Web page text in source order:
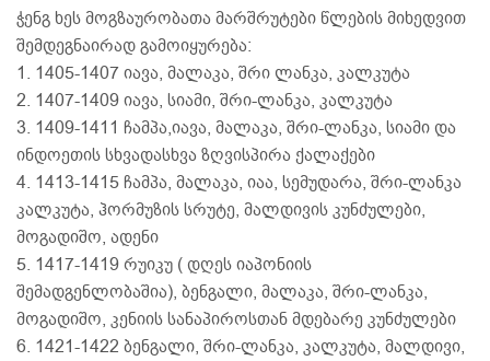
ჭენგ ხეს მოგზაურობათა მარშრუტები წლების მიხედვით
შემდეგნაირად გამოიყურება:
1. 1405-1407 იავა, მალაკა, შრი ლანკა, კალკუტა
2. 1407-1409 იავა, სიამი, შრი-ლანკა, კალკუტა
3. 1409-1411 ჩამპა,იავა, მალაკა, შრი-ლანკა, სიამი და
ინდოეთის სხვადასხვა ზღვისპირა ქალაქები
4. 1413-1415 ჩამპა, მალაკა, იაა, სემუდარა, შრი-ლანკა
კალკუტა, ჰორმუზის სრუტე, მალდივის კუნძულები,
მოგადიშო, ადენი
5. 1417-1419 რუიკუ ( დღეს იაპონიის
შემადგენლობაშია), ბენგალი, მალაკა, შრი-ლანკა,
მოგადიშო, კენიის სანაპიროსთან მდებარე კუნძულები
6. 1421-1422 ბენგალი, შრი-ლანკა, კალკუტა, მალდივი,